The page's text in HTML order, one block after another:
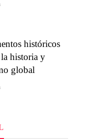
históricos
historia y
global